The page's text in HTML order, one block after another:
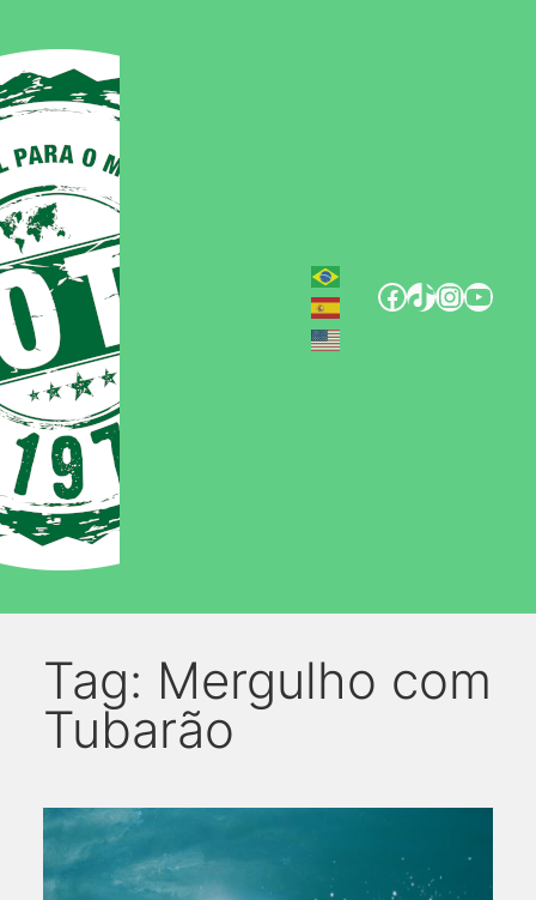
Tag: Mergulho com
Tubarão